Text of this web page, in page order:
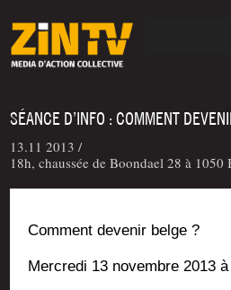
SÉANCE D’INFO : COMMENT
13.11 2013 /
18h, chaussée de Boondael 28 à 1050
Com­ment deve­nir belge ?
Mer­cre­di 13 novembre 2013